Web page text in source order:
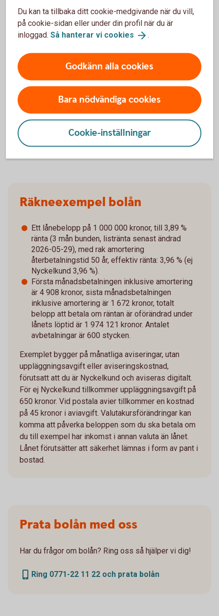
Fina förmåner inom bolån
Bolån för unga – med pressad ränta och riktigt
köper eller säljer via Fastighetsbyrån
0 % ränta på överbryggningslån
Upp till 30 % rabatt på hemförsäkring
Läs mer om våra erbjudanden för
bolånekunder
Räkneexempel bolån
Ett lånebelopp på 1 000 000 kronor, till 3,89 %
ränta (3 mån bunden, listränta senast ändrad
2026-05-29), med rak amortering
återbetalningstid 50 år, effektiv ränta: 3,96 % (ej
Nyckelkund 3,96 %).
Första månadsbetalningen inklusive amortering
är 4 908 kronor, sista månadsbetalningen
inklusive amortering är 1 672 kronor, totalt
belopp att betala om räntan är oförändrad under
lånets löptid är 1 974 121 kronor. Antalet
avbetalningar är 600 stycken.
Exemplet bygger på månatliga aviseringar, utan
uppläggningsavgift eller aviseringskostnad,
förutsatt att du är Nyckelkund och aviseras digitalt.
För ej Nyckelkund tillkommer uppläggningsavgift på
650 kronor. Vid postala avier tillkommer en kostnad
på 45 kronor i aviavgift. Valutakursförändringar kan
komma att påverka beloppen som du ska betala om
du till exempel har inkomst i annan valuta än lånet.
Lånet förutsätter att säkerhet lämnas i form av pant i
bostad.
Prata bolån med oss
Har du frågor om bolån? Ring oss så hjälper vi dig!
Ring 0771-22 11 22 och prata bolån
Du kan ta tillbaka ditt cookie-medgivande när du vill,
på cookie-sidan eller under din profil när du är
inloggad. Så hanterar vi cookies .
Godkänn alla cookies
Bara nödvändiga cookies
Cookie-inställningar